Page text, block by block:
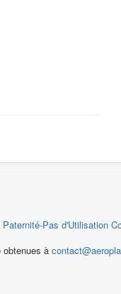
Pas d'Utilisation
obtenues à